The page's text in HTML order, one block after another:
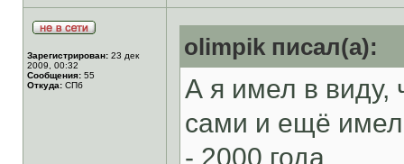
Зарегистрирован: 23 дек
2009, 00:32
Сообщения: 55
Откуда: СПб
olimpik писал(а):
А я имел в виду,
сами и ещё
- 2000 года.